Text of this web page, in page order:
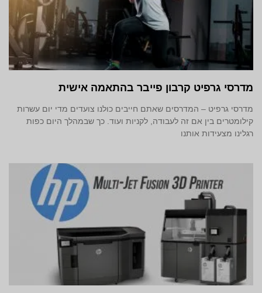
מדרסי גרפיט קרבון פייבר בהתאמה אישית
מדרסי גרפיט – המדרסים שאתם חייבים כולנו צועדים מדי יום עשרות
קילומטרים בין אם זה לעבודה, לקניות ועוד. כך שבמהלך היום כפות
רגלינו מצעידות אותנו